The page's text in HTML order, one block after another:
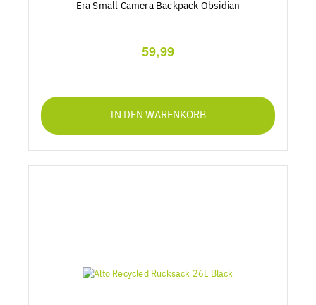
Era Small Camera Backpack Obsidian
59,99
IN DEN WARENKORB